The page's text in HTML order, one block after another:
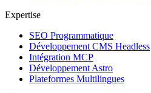
Expertise
SEO Programmatique
Développement CMS Headless
Intégration MCP
Développement Astro
Plateformes Multilingues